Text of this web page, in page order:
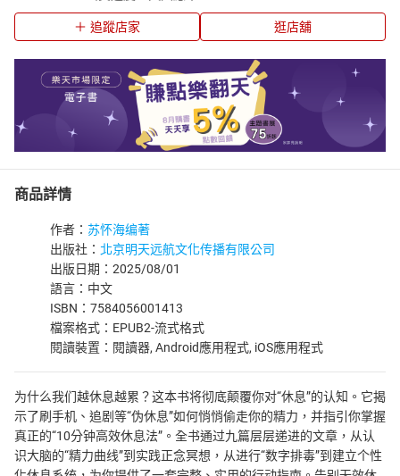
追蹤店家 逛店舖
商品詳情
作者： 苏怀海编著
出版社： 北京明天远航文化传播有限公司
出版日期：2025/08/01
語言：中文
ISBN：7584056001413
檔案格式：EPUB2-流式格式
閱讀裝置：閱讀器, Android應用程式, iOS應用程式
为什么我们越休息越累？这本书将彻底颠覆你对“休息”的认知。它揭
示了刷手机、追剧等“伪休息”如何悄悄偷走你的精力，并指引你掌握
真正的“10分钟高效休息法”。全书通过九篇层层递进的文章，从认
识大脑的“精力曲线”到实践正念冥想，从进行“数字排毒”到建立个性